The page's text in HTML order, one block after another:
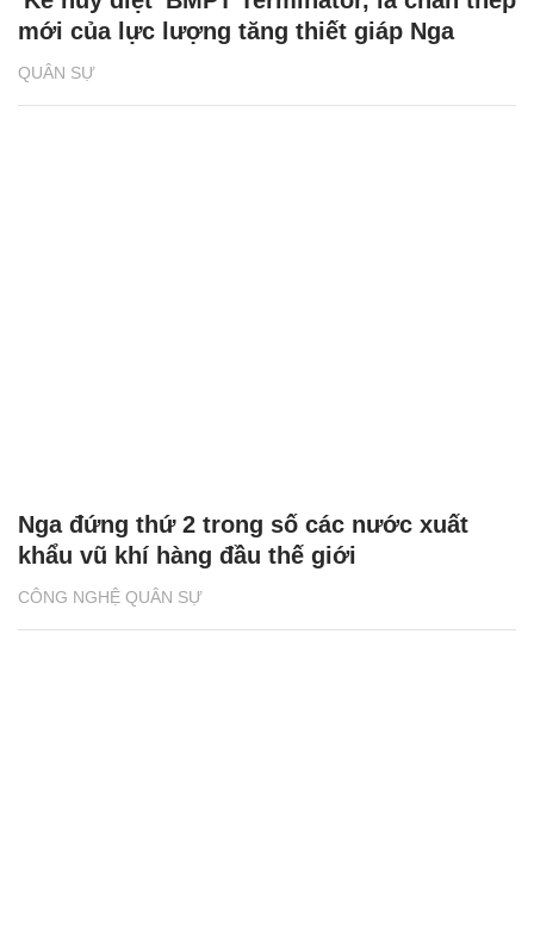
QUÂN SỰ
mới của lực lượng tăng thiết giáp Nga
CÔNG NGHỆ QUÂN SỰ
Nga đứng thứ 2 trong số các nước xuất
khẩu vũ khí hàng đầu thế giới